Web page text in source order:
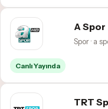
A Spor
Spor · a
Canlı Yayında
TRT